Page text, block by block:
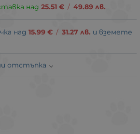
над 25.51 € / 49.89 лв.
над 15.99 € / 31.27 лв. и вземете
отстъпка